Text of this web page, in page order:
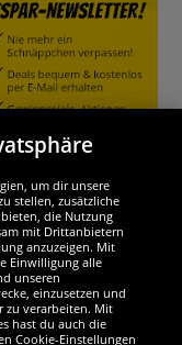
um dir unsere
stellen, zusätzliche
die Nutzung
mit Drittanbietern
anzuzeigen. Mit
Einwilligung alle
unseren
einzusetzen und
zu verarbeiten. Mit
hast du auch die
Cookie-Einstellungen